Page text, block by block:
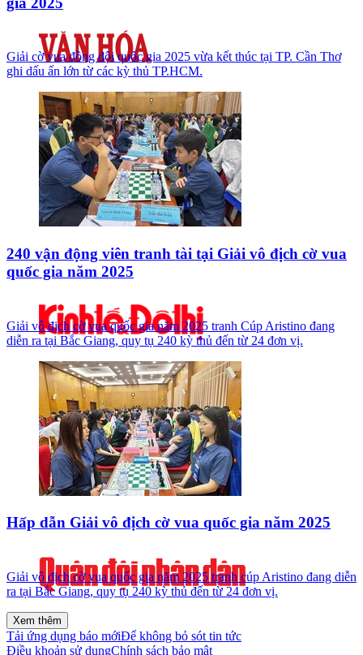
Giải cờ vua đồng đội quốc gia 2025 vừa kết thúc tại TP. Cần Thơ
ghi dấu ấn lớn từ các kỳ thủ TP.HCM.
240 vận động viên tranh tài tại Giải vô địch cờ vua
quốc gia năm 2025
Giải vô địch cờ vua quốc gia năm 2025 tranh Cúp Aristino đang
diễn ra tại Bắc Giang, quy tụ 240 kỳ thủ đến từ 24 đơn vị.
Hấp dẫn Giải vô địch cờ vua quốc gia năm 2025
Giải vô địch cờ vua quốc gia năm 2025 tranh cúp Aristino đang diễn
ra tại Bắc Giang, quy tụ 240 kỳ thủ đến từ 24 đơn vị.
Xem thêm
Tải ứng dụng báo mớiĐể không bỏ sót tin tức
Điều khoản sử dụngChính sách bảo mật